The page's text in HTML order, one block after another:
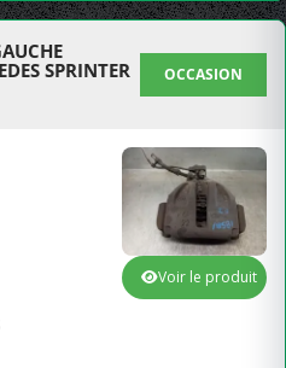
SPRINTER
OCCASION
Voir le produit